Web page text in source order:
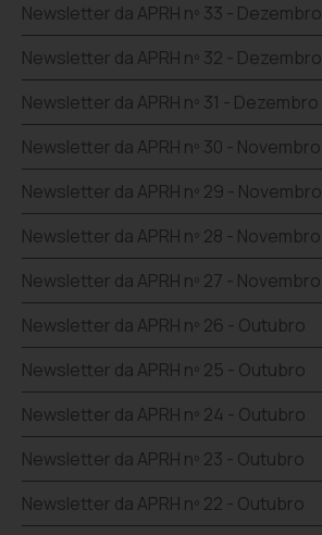
Newsletter da APRH nº 33 - Dezembro
Newsletter da APRH nº 32 - Dezembro
Newsletter da APRH nº 31 - Dezembro
Newsletter da APRH nº 30 - Novembro
Newsletter da APRH nº 29 - Novembro
Newsletter da APRH nº 28 - Novembro
Newsletter da APRH nº 27 - Novembro
Newsletter da APRH nº 26 - Outubro
Newsletter da APRH nº 25 - Outubro
Newsletter da APRH nº 24 - Outubro
Newsletter da APRH nº 23 - Outubro
Newsletter da APRH nº 22 - Outubro